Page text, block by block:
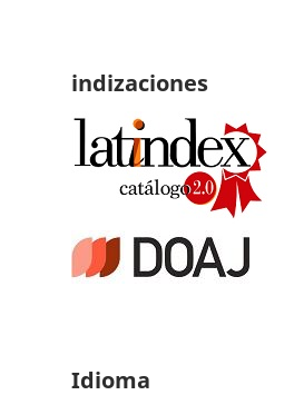
indizaciones
Idioma